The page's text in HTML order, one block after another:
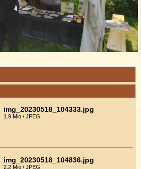
img_20230518_104333.jpg
1.9 Mio / JPEG
img_20230518_104836.jpg
2.2 Mio / JPEG